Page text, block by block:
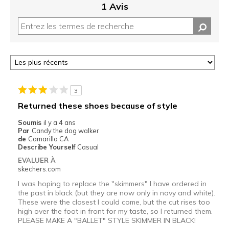
1 Avis
3
Returned these shoes because of style
Soumis il y a 4 ans
Par Candy the dog walker
de Camarillo CA
Describe Yourself Casual
EVALUER À
skechers.com
I was hoping to replace the "skimmers" I have ordered in
the past in black (but they are now only in navy and white).
These were the closest I could come, but the cut rises too
high over the foot in front for my taste, so I returned them.
PLEASE MAKE A "BALLET" STYLE SKIMMER IN BLACK!